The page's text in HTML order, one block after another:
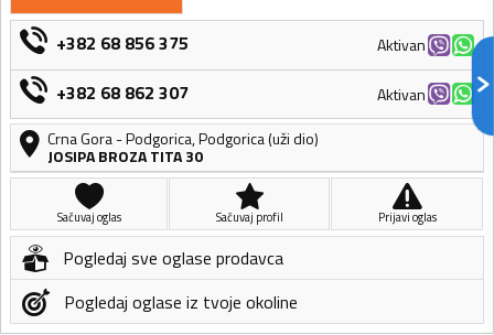
+382 68 856 375 Aktivan
+382 68 862 307
Aktivan
Crna Gora-Podgorica,Podgorica (uži dio)
JOSIPA BROZA TITA 30
Sačuvaj oglas Sačuvaj profil Prijavi oglas
Pogledaj sve oglase prodavca
Pogledaj oglase iz tvoje okoline